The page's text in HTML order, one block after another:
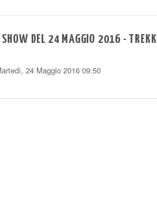
SHOW DEL 24 MAGGIO 2016 -
24 Maggio 2016 09:50